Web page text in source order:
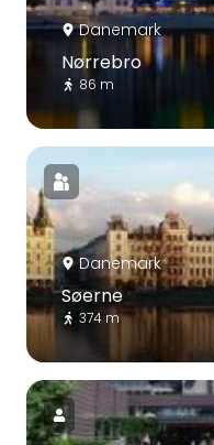
Danemark
Nørrebro
86 m
Danemark
Søerne
374 m